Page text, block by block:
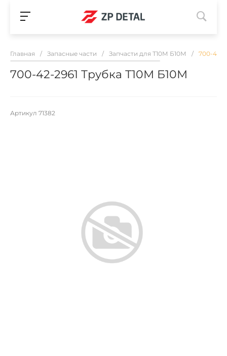
Главная / Запасные части / Запчасти для Т10М Б10М / 700-42-
700-42-2961 Трубка Т10М Б10М
Артикул 71382